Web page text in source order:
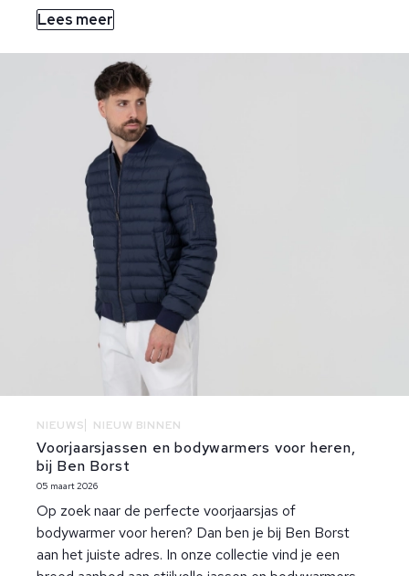
Lees meer
NIEUWS NIEUW BINNEN
Voorjaarsjassen en bodywarmers voor heren,
bij Ben Borst
05 maart 2026
Op zoek naar de perfecte voorjaarsjas of
bodywarmer voor heren? Dan ben je bij Ben Borst
aan het juiste adres. In onze collectie vind je een